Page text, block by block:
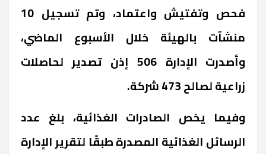
فحص وتفتيش واعتماد، وتم تسجيل 10
منشآت بالهيئة خلال الأسبوع الماضي،
وأصدرت الإدارة 506 إذن تصدير لحاصلات
زراعية لصالح 473 شركة.
وفيما يخص الصادرات الغذائية، بلغ عدد
الرسائل الغذائية المصدرة طبقًا لتقرير الإدارة